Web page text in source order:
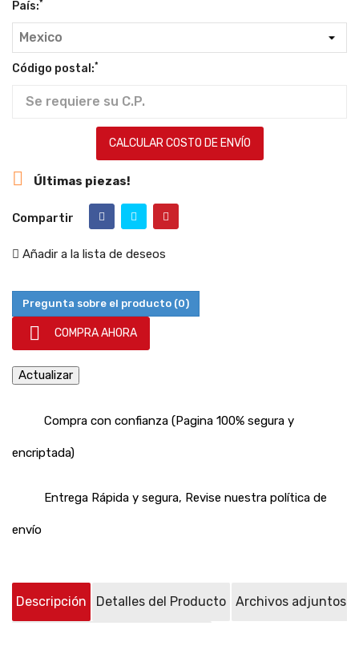
País:*
Código postal:*
CALCULAR COSTO DE ENVÍO
 Últimas piezas!
Compartir
Añadir a la lista de deseos
Pregunta sobre el producto (0)
 COMPRA AHORA
Compra con confianza (Pagina 100% segura y
encriptada)
Entrega Rápida y segura, Revise nuestra política de
envío
Descripción Detalles del Producto Archivos adjuntos